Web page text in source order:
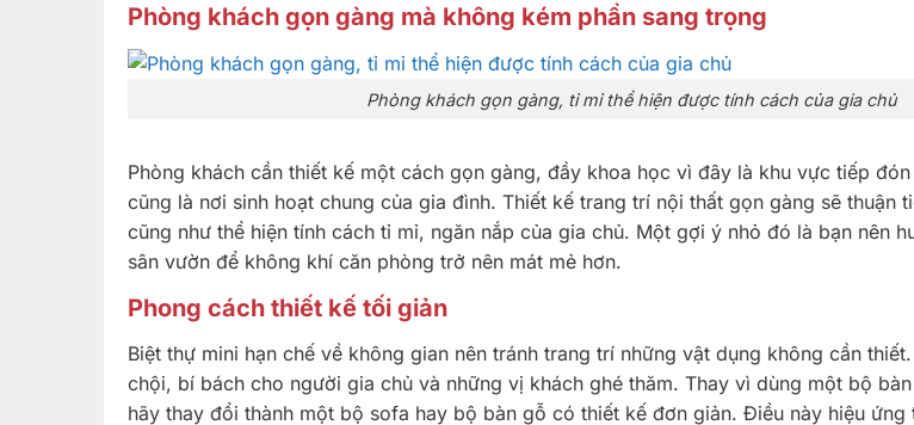
Phòng khách gọn gàng mà không kém phần sang trọng
Phòng khách gọn gàng, tỉ mỉ thể hiện được tính cách của gia chủ
Phòng khách cần thiết kế một cách gọn gàng, đầy khoa học vì đây là khu vực tiếp
cũng là nơi sinh hoạt chung của gia đình. Thiết kế trang trí nội thất gọn gàng sẽ thuận
cũng như thể hiện tính cách tỉ mỉ, ngăn nắp của gia chủ. Một gợi ý nhỏ đó là bạn nên
sân vườn để không khí căn phòng trở nên mát mẻ hơn.
Phong cách thiết kế tối giản
Biệt thự mini hạn chế về không gian nên tránh trang trí những vật dụng không cần
chội, bí bách cho người gia chủ và những vị khách ghé thăm. Thay vì dùng một bộ
hãy thay đổi thành một bộ sofa hay bộ bàn gỗ có thiết kế đơn giản. Điều này hiệu ứng